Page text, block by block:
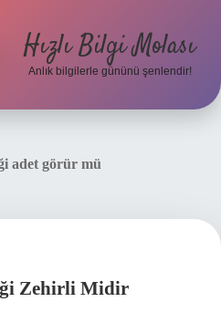
Hızlı Bilgi Molası
Anlık bilgilerle gününü şenlendir!
adet görür mü
Zehirli Midir